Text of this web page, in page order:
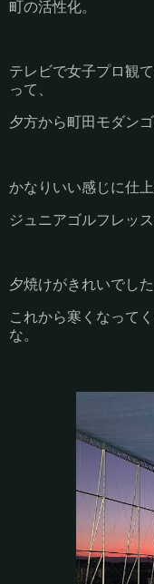
町の活性化。
テレビで女子プロ観
って、
夕方から町田モダン
かなりいい感じに仕
ジュニアゴルフレッ
夕焼けがきれいでした
これから寒くなって
な。